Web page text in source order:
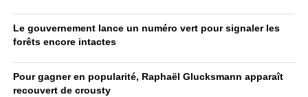
Le gouvernement lance un numéro vert pour signaler les
forêts encore intactes
Pour gagner en popularité, Raphaël Glucksmann apparaît
recouvert de crousty